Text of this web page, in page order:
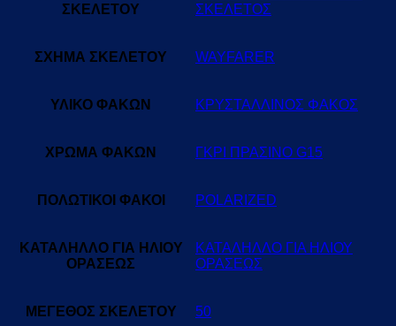
ΣΚΕΛΕΤΟΥ
ΣΚΕΛΕΤΟΣ
ΣΧΗΜΑ ΣΚΕΛΕΤΟΥ WAYFARER
ΥΛΙΚΟ ΦΑΚΩΝ ΚΡΥΣΤΑΛΛΙΝΟΣ ΦΑΚΟΣ
ΧΡΩΜΑ ΦΑΚΩΝ ΓΚΡΙ ΠΡΑΣΙΝΟ G15
ΠΟΛΩΤΙΚΟΙ ΦΑΚΟΙ POLARIZED
ΚΑΤΑΛΗΛΛΟ ΓΙΑ ΗΛΙΟΥ
ΟΡΑΣΕΩΣ
ΚΑΤΑΛΗΛΛΟ ΓΙΑ ΗΛΙΟΥ
ΟΡΑΣΕΩΣ
ΜΕΓΕΘΟΣ ΣΚΕΛΕΤΟΥ 50